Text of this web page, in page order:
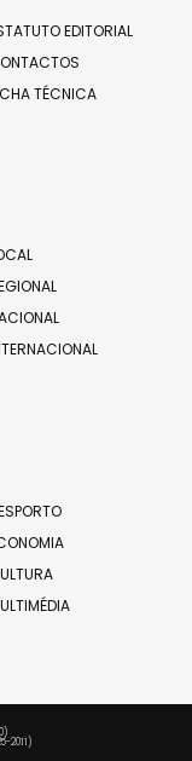
EDITORIAL
TÉCNICA
2011)